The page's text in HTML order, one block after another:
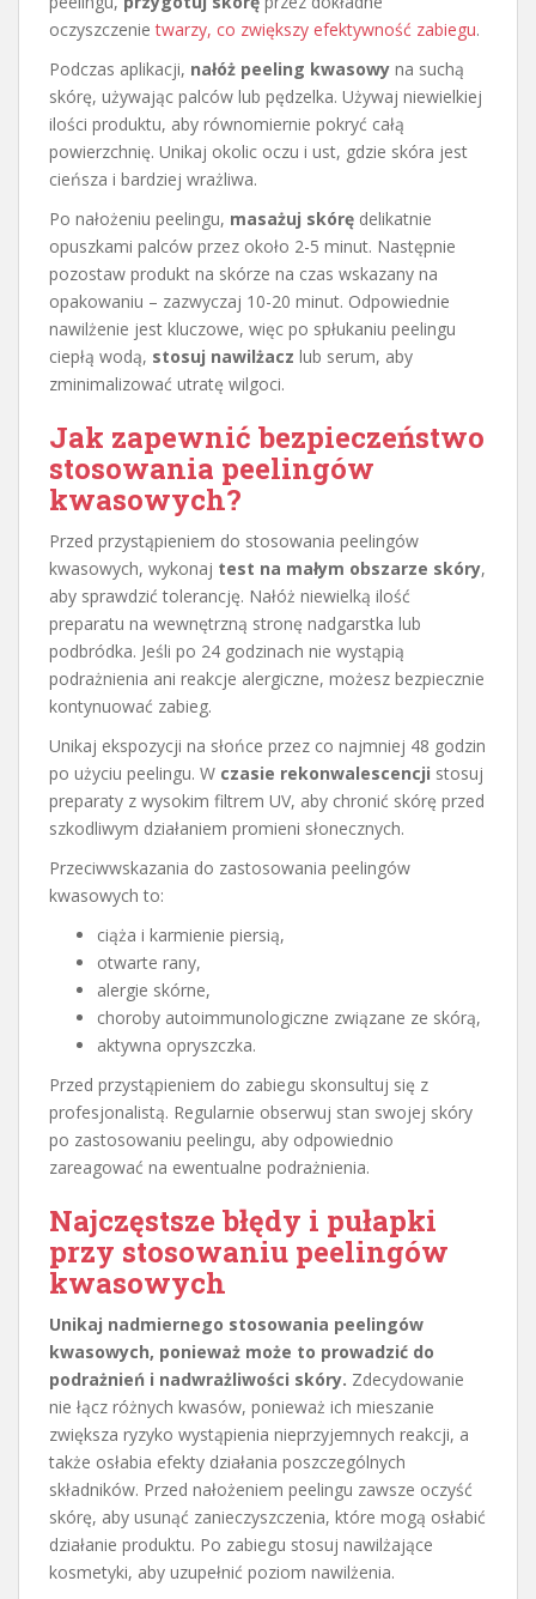
oczyszczenietwarzy, co zwiększy efektywność zabiegu.
Podczas aplikacji, nałóż peeling kwasowy na suchą
skórę, używając palców lub pędzelka. Używaj niewielkiej
ilości produktu, aby równomiernie pokryć całą
powierzchnię. Unikaj okolic oczu i ust, gdzie skóra jest
cieńsza i bardziej wrażliwa.
Po nałożeniu peelingu, masażuj skórę delikatnie
opuszkami palców przez około 2-5 minut. Następnie
pozostaw produkt na skórze na czas wskazany na
opakowaniu – zazwyczaj 10-20 minut. Odpowiednie
nawilżenie jest kluczowe, więc po spłukaniu peelingu
ciepłą wodą, stosuj nawilżacz lub serum, aby
zminimalizować utratę wilgoci.
Jak zapewnić bezpieczeństwo
stosowania peelingów
kwasowych?
Przed przystąpieniem do stosowania peelingów
kwasowych, wykonaj test na małym obszarze skóry,
aby sprawdzić tolerancję. Nałóż niewielką ilość
preparatu na wewnętrzną stronę nadgarstka lub
podbródka. Jeśli po 24 godzinach nie wystąpią
podrażnienia ani reakcje alergiczne, możesz bezpiecznie
kontynuować zabieg.
Unikaj ekspozycji na słońce przez co najmniej 48 godzin
po użyciu peelingu. W czasie rekonwalescencji stosuj
preparaty z wysokim filtrem UV, aby chronić skórę przed
szkodliwym działaniem promieni słonecznych.
Przeciwwskazania do zastosowania peelingów
kwasowych to:
ciąża i karmienie piersią,
otwarte rany,
alergie skórne,
choroby autoimmunologiczne związane ze skórą,
aktywna opryszczka.
Przed przystąpieniem do zabiegu skonsultuj się z
profesjonalistą. Regularnie obserwuj stan swojej skóry
po zastosowaniu peelingu, aby odpowiednio
zareagować na ewentualne podrażnienia.
Najczęstsze błędy i pułapki
przy stosowaniu peelingów
kwasowych
Unikaj nadmiernego stosowania peelingów
kwasowych, ponieważ może to prowadzić do
podrażnień i nadwrażliwości skóry. Zdecydowanie
nie łącz różnych kwasów, ponieważ ich mieszanie
zwiększa ryzyko wystąpienia nieprzyjemnych reakcji, a
także osłabia efekty działania poszczególnych
składników. Przed nałożeniem peelingu zawsze oczyść
skórę, aby usunąć zanieczyszczenia, które mogą osłabić
działanie produktu. Po zabiegu stosuj nawilżające
kosmetyki, aby uzupełnić poziom nawilżenia.